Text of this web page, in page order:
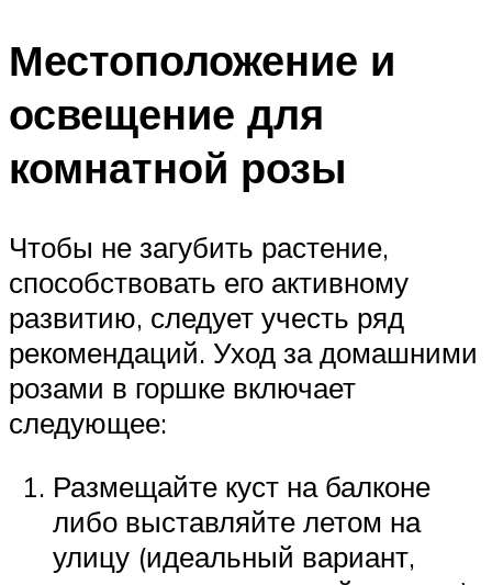
Местоположение и
освещение для
комнатной розы
Чтобы не загубить растение,
способствовать его активному
развитию, следует учесть ряд
рекомендаций. Уход за домашними
розами в горшке включает
следующее:
Размещайте куст на балконе
либо выставляйте летом на
улицу (идеальный вариант,